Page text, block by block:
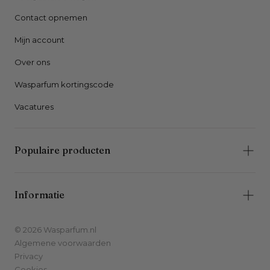
Contact opnemen
Mijn account
Over ons
Wasparfum kortingscode
Vacatures
Populaire producten
Informatie
© 2026 Wasparfum.nl
Algemene voorwaarden
Privacy